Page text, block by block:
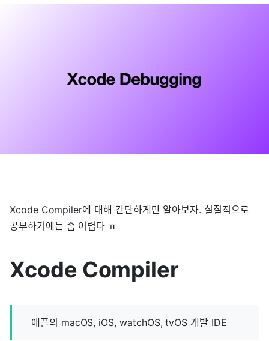
Xcode Compiler에 대해 간단하게만 알아보자. 실질적으로
공부하기에는 좀 어렵다 ㅠ
Xcode Compiler
애플의 macOS, iOS, watchOS, tvOS 개발 IDE